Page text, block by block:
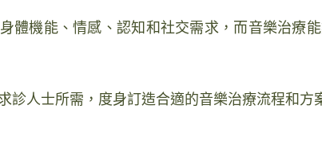
體機能、情感、認知和社交需求，而音樂治療
診人士所需，度身訂造合適的音樂治療流程和方